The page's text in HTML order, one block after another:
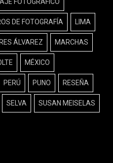
DE FOTOGRAFÍA LIMA
ÁLVAREZ MARCHAS
MÉXICO
PERÚ PUNO RESEÑA
SELVA SUSAN MEISELAS